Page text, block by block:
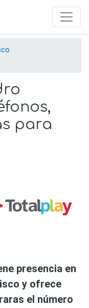
para
presencia en
y ofrece
el número